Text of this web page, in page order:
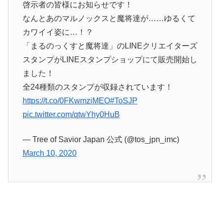
啓示者の皆様にお知らせです！
なんとあのマルノックスと魔将達が……ゆるくて
カワイイ姿に…！？
「まるのっくすと魔将達」のLINEクリエイターズ
スタンプがLINEスタンプショップにて販売開始し
ました！
全24種類のスタンプが収録されています！
https://t.co/0FKwmziMEO#ToSJP
pic.twitter.com/qtwYhy0HuB
— Tree of Savior Japan 公式 (@tos_jpn_imc)
March 10, 2020